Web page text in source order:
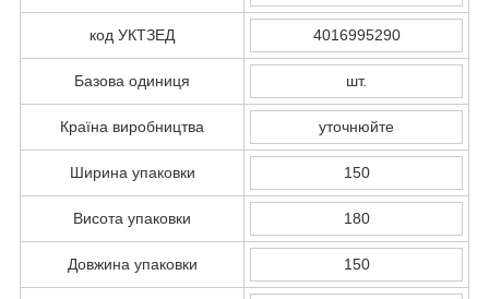
код УКТЗЕД 4016995290
Базова одиниця шт.
Країна виробництва уточнюйте
Ширина упаковки 150
Висота упаковки 180
Довжина упаковки 150